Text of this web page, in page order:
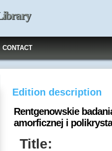
CONTACT
Edition description
Rentgenowskie
amorficznej i
Title: